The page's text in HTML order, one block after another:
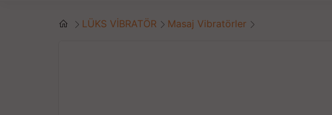
LÜKS VİBRATÖR Masaj Vibratörler